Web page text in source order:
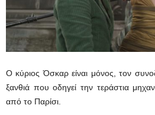
Ο κύριος Όσκαρ είναι μόνος, τον
ξανθιά που οδηγεί την τεράστια
από το Παρίσι.